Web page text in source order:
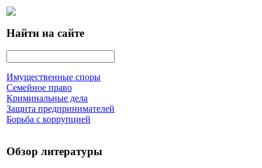
Найти на сайте
Имущественные споры
Семейное право
Криминальные дела
Защита предпринимателей
Борьба с коррупцией
Обзор литературы